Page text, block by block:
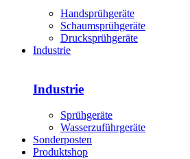
Handsprühgeräte
Schaumsprühgeräte
Drucksprühgeräte
Industrie
Industrie
Sprühgeräte
Wasserzuführgeräte
Sonderposten
Produktshop